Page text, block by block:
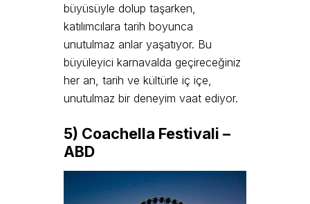
büyüsüyle dolup taşarken,
katılımcılara tarih boyunca
unutulmaz anlar yaşatıyor. Bu
büyüleyici karnavalda geçireceğiniz
her an, tarih ve kültürle iç içe,
unutulmaz bir deneyim vaat ediyor.
5) Coachella Festivali –
ABD